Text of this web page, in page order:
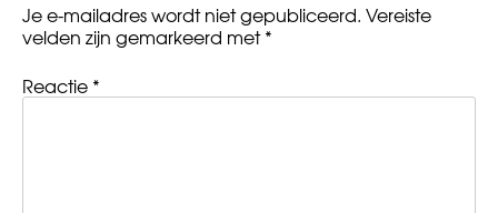
Je e-mailadres wordt niet gepubliceerd. Vereiste
velden zijn gemarkeerd met*
Reactie *